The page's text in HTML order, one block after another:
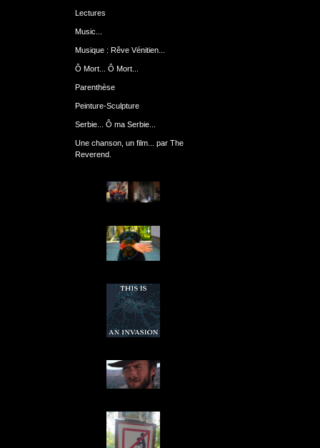
Lectures
Music...
Musique : Rêve Vénitien...
Ô Mort... Ô Mort...
Parenthèse
Peinture-Sculpture
Serbie... Ô ma Serbie...
Une chanson, un film... par The
Reverend.